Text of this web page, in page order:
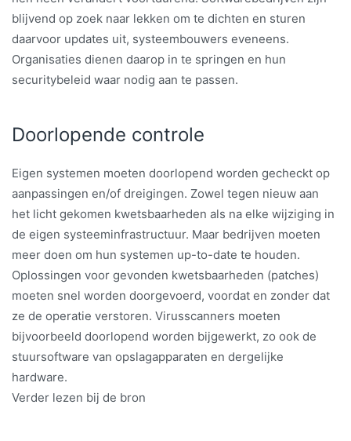
blijvend op zoek naar lekken om te dichten en sturen
daarvoor updates uit, systeembouwers eveneens.
Organisaties dienen daarop in te springen en hun
securitybeleid waar nodig aan te passen.
Doorlopende controle
Eigen systemen moeten doorlopend worden gecheckt op
aanpassingen en/of dreigingen. Zowel tegen nieuw aan
het licht gekomen kwetsbaarheden als na elke wijziging in
de eigen systeeminfrastructuur. Maar bedrijven moeten
meer doen om hun systemen up-to-date te houden.
Oplossingen voor gevonden kwetsbaarheden (patches)
moeten snel worden doorgevoerd, voordat en zonder dat
ze de operatie verstoren. Virusscanners moeten
bijvoorbeeld doorlopend worden bijgewerkt, zo ook de
stuursoftware van opslagapparaten en dergelijke
hardware.
Verder lezen bij de bron